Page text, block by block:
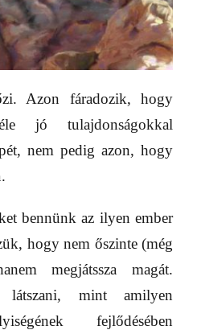
Azon fáradozik, hogy
jó tulajdonságokkal
nem pedig azon, hogy
bennünk az ilyen ember
hogy nem őszinte (még
megjátssza magát.
látszani, mint amilyen
fejlődésében